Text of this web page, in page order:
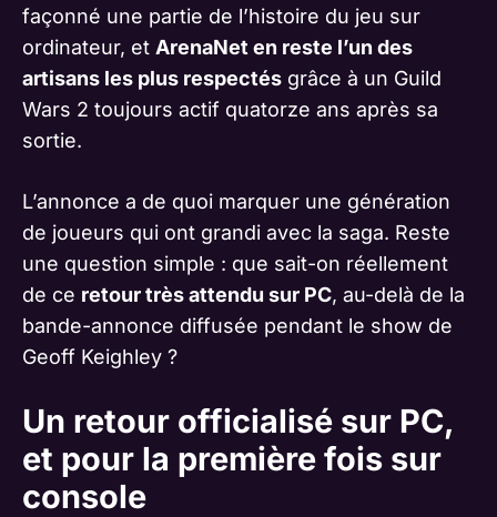
façonné une partie de l’histoire du jeu sur
ordinateur, et ArenaNet en reste l’un des
artisans les plus respectés grâce à un Guild
Wars 2 toujours actif quatorze ans après sa
sortie.
L’annonce a de quoi marquer une génération
de joueurs qui ont grandi avec la saga. Reste
une question simple : que sait-on réellement
de ce retour très attendu sur PC, au-delà de la
bande-annonce diffusée pendant le show de
Geoff Keighley ?
Un retour officialisé sur PC,
et pour la première fois sur
console